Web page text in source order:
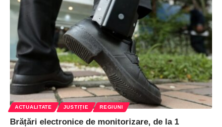
ACTUALITATE JUSTIȚIE REGIUNI
Brățări electronice de monitorizare, de la 1